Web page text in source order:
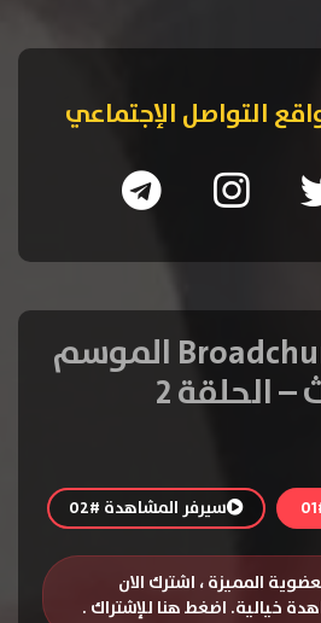
التواصل الإجتماعي
مسلسل Broadchurch الموسم
– الحلقة 2
سيرفر المشاهدة #02
المميزة ، اشترك الان
خيالية. اضغط هنا للإشتراك .